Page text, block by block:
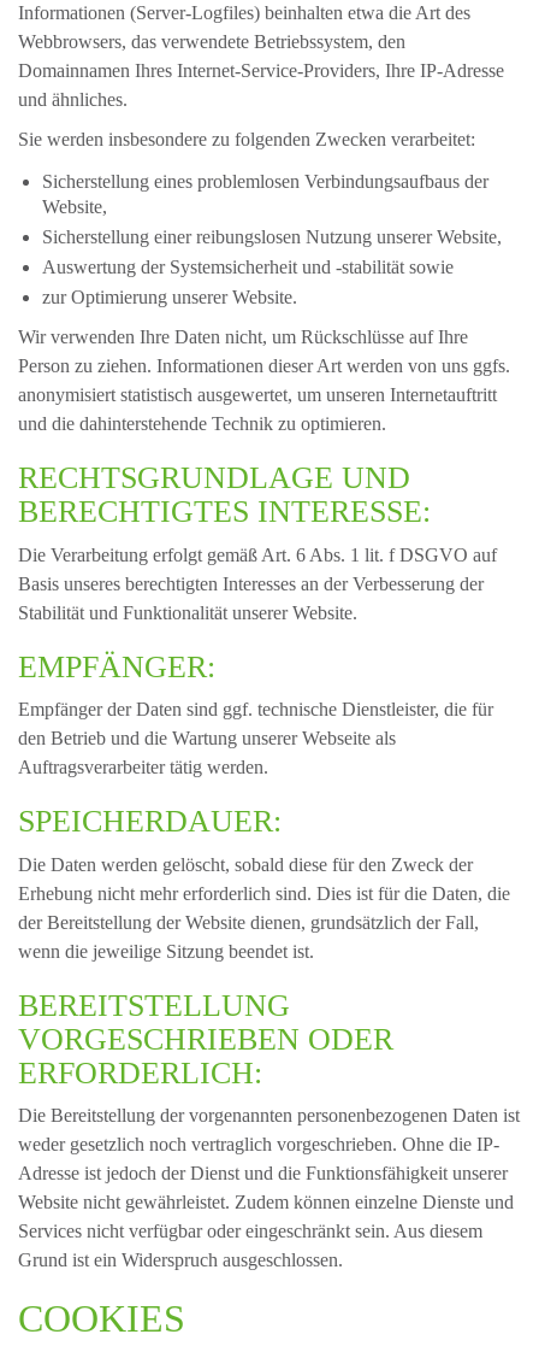
Informationen (Server-Logfiles) beinhalten etwa die Art des
Webbrowsers, das verwendete Betriebssystem, den
Domainnamen Ihres Internet-Service-Providers, Ihre IP-Adresse
und ähnliches.
Sie werden insbesondere zu folgenden Zwecken verarbeitet:
Sicherstellung eines problemlosen Verbindungsaufbaus der
Website,
Sicherstellung einer reibungslosen Nutzung unserer Website,
Auswertung der Systemsicherheit und -stabilität sowie
zur Optimierung unserer Website.
Wir verwenden Ihre Daten nicht, um Rückschlüsse auf Ihre
Person zu ziehen. Informationen dieser Art werden von uns ggfs.
anonymisiert statistisch ausgewertet, um unseren Internetauftritt
und die dahinterstehende Technik zu optimieren.
RECHTSGRUNDLAGE UND
BERECHTIGTES INTERESSE:
Die Verarbeitung erfolgt gemäß Art. 6 Abs. 1 lit. f DSGVO auf
Basis unseres berechtigten Interesses an der Verbesserung der
Stabilität und Funktionalität unserer Website.
EMPFÄNGER:
Empfänger der Daten sind ggf. technische Dienstleister, die für
den Betrieb und die Wartung unserer Webseite als
Auftragsverarbeiter tätig werden.
SPEICHERDAUER:
Die Daten werden gelöscht, sobald diese für den Zweck der
Erhebung nicht mehr erforderlich sind. Dies ist für die Daten, die
der Bereitstellung der Website dienen, grundsätzlich der Fall,
wenn die jeweilige Sitzung beendet ist.
BEREITSTELLUNG
VORGESCHRIEBEN ODER
ERFORDERLICH:
Die Bereitstellung der vorgenannten personenbezogenen Daten ist
weder gesetzlich noch vertraglich vorgeschrieben. Ohne die IP-
Adresse ist jedoch der Dienst und die Funktionsfähigkeit unserer
Website nicht gewährleistet. Zudem können einzelne Dienste und
Services nicht verfügbar oder eingeschränkt sein. Aus diesem
Grund ist ein Widerspruch ausgeschlossen.
COOKIES